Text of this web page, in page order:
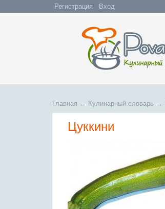
Регистрация Вход
Главная → Кулинарный словарь →
Цуккини